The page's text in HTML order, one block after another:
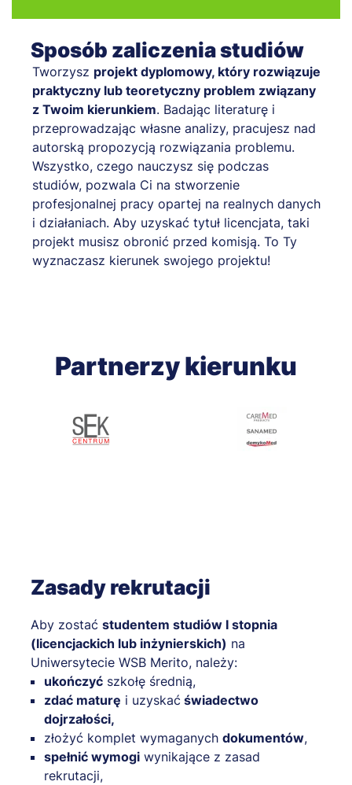
Sposób zaliczenia studiów
Tworzysz projekt dyplomowy, który rozwiązuje
praktyczny lub teoretyczny problem związany
z Twoim kierunkiem. Badając literaturę i
przeprowadzając własne analizy, pracujesz nad
autorską propozycją rozwiązania problemu.
Wszystko, czego nauczysz się podczas
studiów, pozwala Ci na stworzenie
profesjonalnej pracy opartej na realnych danych
i działaniach. Aby uzyskać tytuł licencjata, taki
projekt musisz obronić przed komisją. To Ty
wyznaczasz kierunek swojego projektu!
Partnerzy kierunku
Zasady rekrutacji
Aby zostać studentem studiów I stopnia
(licencjackich lub inżynierskich) na
Uniwersytecie WSB Merito, należy:
ukończyć szkołę średnią,
zdać maturę i uzyskać świadectwo
dojrzałości,
złożyć komplet wymaganych dokumentów,
spełnić wymogi wynikające z zasad
rekrutacji,